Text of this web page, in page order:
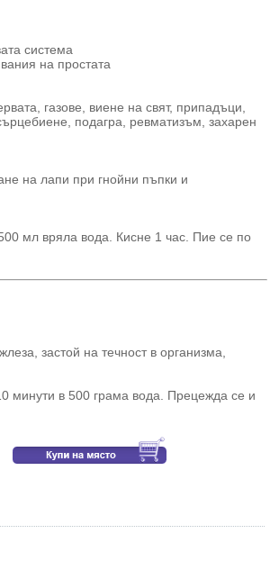
система
на простата
газове, виене на свят, припадъци,
подагра, ревматизъм, захарен
на лапи при гнойни пъпки и
мл вряла вода. Кисне 1 час. Пие се по
застой на течност в организма,
минути в 500 грама вода. Прецежда се и